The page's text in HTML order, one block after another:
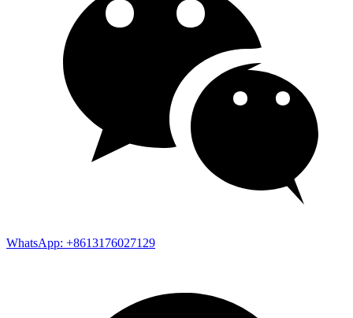
WhatsApp: +8613176027129